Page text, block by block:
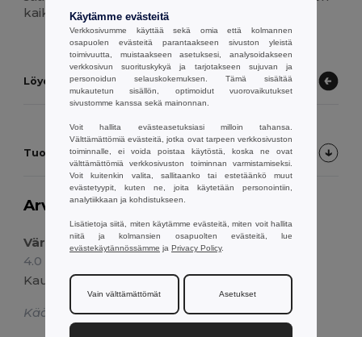
kaikille. Mitat 65x90 cm.
Löydä muita tuotteita
Tuotearvostelut
Arvostelu: 4.3
Väri
4.0
Kaunis kankaan väri
Käännetty Dutch
Käytämme evästeitä
Verkkosivumme käyttää sekä omia että kolmannen
osapuolen evästeitä parantaakseen sivuston yleistä
toimivuutta, muistaakseen asetuksesi, analysoidakseen
verkkosivun suorituskykyä ja tarjotakseen sujuvan ja
personoidun selauskokemuksen. Tämä sisältää
mukautetun sisällön, optimoidut vuorovaikutukset
sivustomme kanssa sekä mainonnan.
Voit hallita evästeasetuksiasi milloin tahansa.
Välttämättömiä evästeitä, jotka ovat tarpeen verkkosivuston
toiminnalle, ei voida poistaa käytöstä, koska ne ovat
välttämättömiä verkkosivuston toiminnan varmistamiseksi.
Voit kuitenkin valita, sallitaanko tai estetäänkö muut
evästetyypit, kuten ne, joita käytetään personointiin,
analytiikkaan ja kohdistukseen.
Lisätietoja siitä, miten käytämme evästeitä, miten voit hallita
niitä ja kolmansien osapuolten evästeitä, lue
evästekäytännössämme ja Privacy Policy.
Vain välttämättömät Asetukset